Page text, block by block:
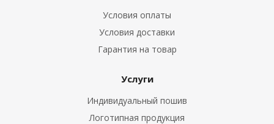
Условия оплаты
Условия доставки
Гарантия на товар
Услуги
Индивидуальный пошив
Логотипная продукция